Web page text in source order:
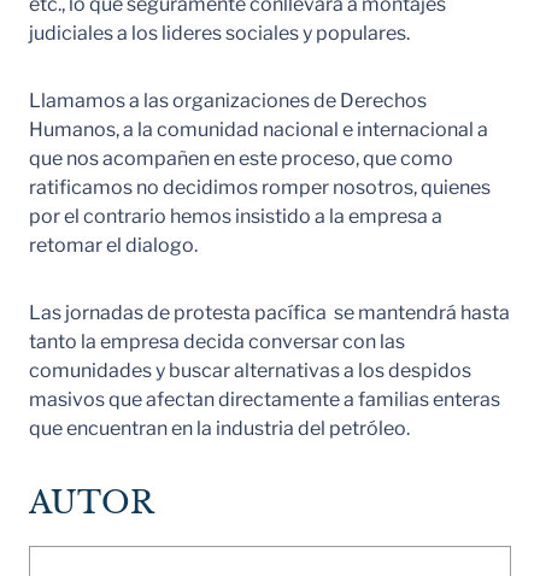
judiciales a los lideres sociales y populares.
Llamamos a las organizaciones de Derechos
Humanos, a la comunidad nacional e internacional a
que nos acompañen en este proceso, que como
ratificamos no decidimos romper nosotros, quienes
por el contrario hemos insistido a la empresa a
retomar el dialogo.
Las jornadas de protesta pacífica se mantendrá hasta
tanto la empresa decida conversar con las
comunidades y buscar alternativas a los despidos
masivos que afectan directamente a familias enteras
que encuentran en la industria del petróleo.
AUTOR